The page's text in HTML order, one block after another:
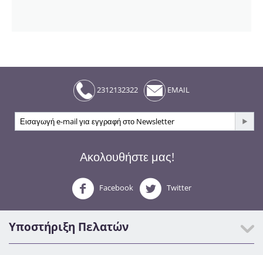
2312132322 EMAIL
Ακολουθήστε μας!
Facebook Twitter
Υποστήριξη Πελατών